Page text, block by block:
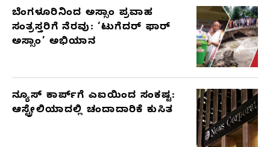
ಬೆಂಗಳೂರಿನಿಂದ ಅಸ್ಸಾಂ ಪ್ರವಾಹ
ಸಂತ್ರಸ್ತರಿಗೆ ನೆರವು: ‘ಟುಗೆದರ್ ಫಾರ್
ಅಸ್ಸಾಂ’ ಅಭಿಯಾನ
ನ್ಯೂಸ್ ಕಾರ್ಪ್‌ಗೆ ಎಐಯಿಂದ ಸಂಕಷ್ಟ:
ಆಸ್ಟ್ರೇಲಿಯಾದಲ್ಲಿ ಚಂದಾದಾರಿಕೆ ಕುಸಿತ